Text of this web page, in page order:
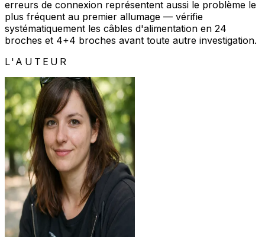
erreurs de connexion représentent aussi le problème le
plus fréquent au premier allumage — vérifie
systématiquement les câbles d'alimentation en 24
broches et 4+4 broches avant toute autre investigation.
L'AUTEUR